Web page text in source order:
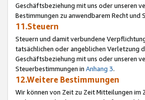
Geschäftsbeziehung mit uns oder unseren
Bestimmungen zu anwendbarem Recht und
11.Steuern
Steuern und damit verbundene
tatsächlichen oder angeblichen Verletzung
Geschäftsbeziehung mit uns oder unseren
Steuerbestimmungen in Anhang 3.
12.Weitere Bestimmungen
Wir können von Zeit zu Zeit Mitteilungen im